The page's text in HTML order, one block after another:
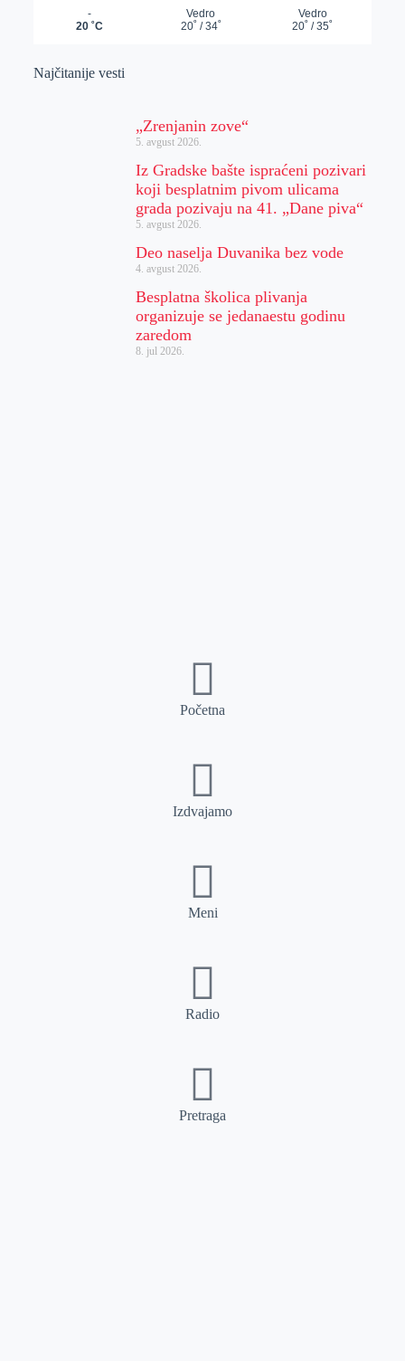
Najčitanije vesti
„Zrenjanin zove“
5. avgust 2026.
Iz Gradske bašte ispraćeni pozivari
koji besplatnim pivom ulicama
grada pozivaju na 41. „Dane piva“
5. avgust 2026.
Deo naselja Duvanika bez vode
4. avgust 2026.
Besplatna školica plivanja
organizuje se jedanaestu godinu
zaredom
8. jul 2026.
Početna
Izdvajamo
Meni
Radio
Pretraga